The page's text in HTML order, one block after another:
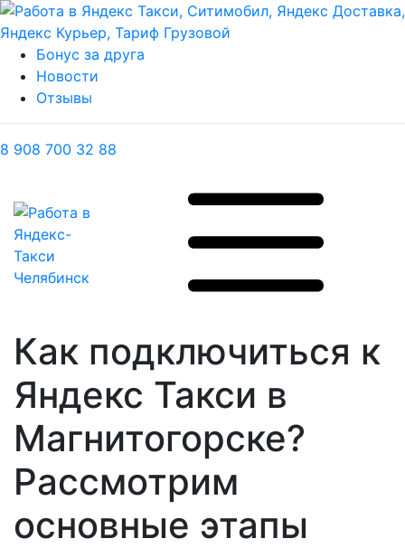
Бонус за друга
Новости
Отзывы
8 908 700 32 88
Как подключиться к
Яндекс Такси в
Магнитогорске?
Рассмотрим
основные этапы